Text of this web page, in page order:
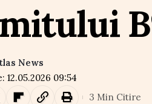
12.05.2026 09:54
News
3 Min Citire